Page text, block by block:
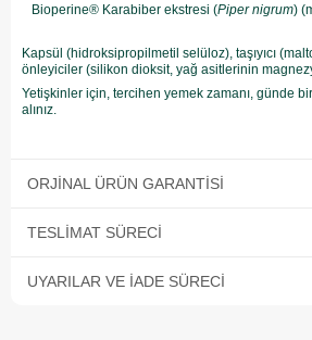
Bioperine® Karabiber ekstresi (Piper nigrum)
Kapsül (hidroksipropilmetil selüloz), taşıyıcı
önleyiciler (silikon dioksit, yağ asitlerinin
Yetişkinler için, tercihen yemek zamanı, günde
alınız.
ORJINAL ÜRÜN GARANTISI
TESLIMAT SÜRECI
UYARILAR VE İADE SÜRECI